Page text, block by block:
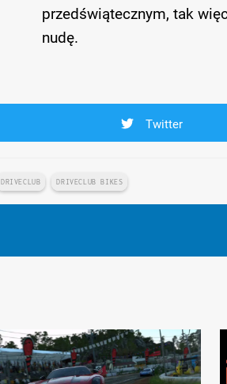
przedświątecznym, tak
nudę.
Twitter
DRIVECLUB DRIVECLUB BIKES